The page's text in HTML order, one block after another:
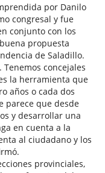
por Danilo
congresal y fue
conjunto con los
propuesta
de Saladillo.
concejales
la herramienta que
años o cada dos
parece que desde
y desarrollar una
en cuenta a la
al ciudadano y los
provinciales,